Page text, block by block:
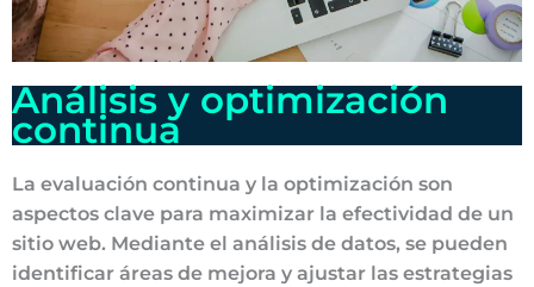
Análisis y optimización
continua
La evaluación continua y la optimización son
aspectos clave para maximizar la efectividad de un
sitio web. Mediante el análisis de datos, se pueden
identificar áreas de mejora y ajustar las estrategias